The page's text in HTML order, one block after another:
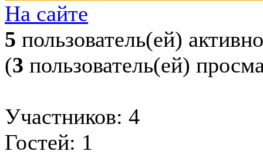
На сайте
5 пользователь(ей) активно
(3 пользователь(ей)
Участников: 4
Гостей: 1